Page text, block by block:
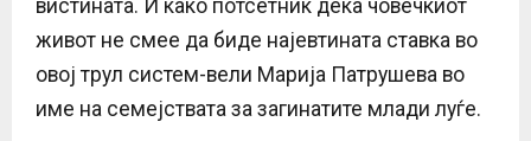
вистината. И како потсетник дека човечкиот
живот не смее да биде најевтината ставка во
овој трул систем-вели Марија Патрушева во
име на семејствата за загинатите млади луѓе.